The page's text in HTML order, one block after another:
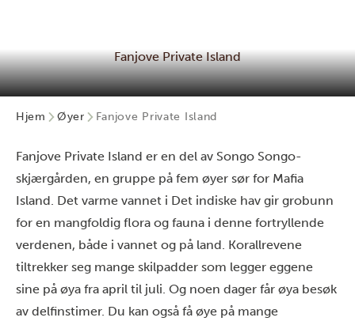
Fanjove Private Island
Hjem Øyer Fanjove Private Island
Fanjove Private Island er en del av Songo Songo-
skjærgården, en gruppe på fem øyer sør for Mafia
Island. Det varme vannet i Det indiske hav gir grobunn
for en mangfoldig flora og fauna i denne fortryllende
verdenen, både i vannet og på land. Korallrevene
tiltrekker seg mange skilpadder som legger eggene
sine på øya fra april til juli. Og noen dager får øya besøk
av delfinstimer. Du kan også få øye på mange